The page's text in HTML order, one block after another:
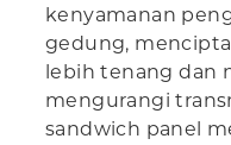
kenyamanan
gedung,
lebih tenang dan
mengurangi
sandwich panel